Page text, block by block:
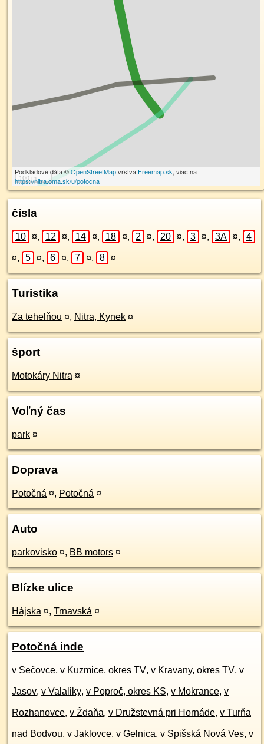
100 m
Podkladové dáta ©OpenStreetMapvrstva Freemap.sk, viac na
https://nitra.oma.sk/u/potocna
čísla
10 ¤, 12 ¤, 14 ¤, 18 ¤, 2 ¤, 20 ¤, 3 ¤, 3A ¤, 4
¤, 5 ¤, 6 ¤, 7 ¤, 8 ¤
Turistika
Za tehelňou ¤, Nitra, Kynek ¤
šport
Motokáry Nitra ¤
Voľný čas
park ¤
Doprava
Potočná ¤, Potočná ¤
Auto
parkovisko ¤, BB motors ¤
Blízke ulice
Hájska ¤, Trnavská ¤
Potočná inde
v Sečovce, v Kuzmice, okres TV, v Kravany, okres TV, v
Jasov, v Valaliky, v Poproč, okres KS, v Mokrance, v
Rozhanovce, v Ždaňa, v Družstevná pri Hornáde, v Turňa
nad Bodvou, v Jaklovce, v Gelnica, v Spišská Nová Ves, v